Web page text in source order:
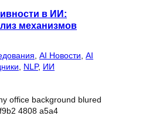
в ИИ:
механизмов
AI Новости AI
NLP, ИИ